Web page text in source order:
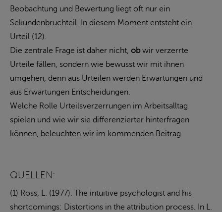
Beobachtung und Bewertung liegt oft nur ein
Sekundenbruchteil. In diesem Moment entsteht ein
Urteil (12).
Die zentrale Frage ist daher nicht, ob wir verzerrte
Urteile fällen, sondern wie bewusst wir mit ihnen
umgehen, denn aus Urteilen werden Erwartungen und
aus Erwartungen Entscheidungen.
Welche Rolle Urteilsverzerrungen im Arbeitsalltag
spielen und wie wir sie differenzierter hinterfragen
können, beleuchten wir im kommenden Beitrag.
QUELLEN:
(1) Ross, L. (1977). The intuitive psychologist and his
shortcomings: Distortions in the attribution process. In L.